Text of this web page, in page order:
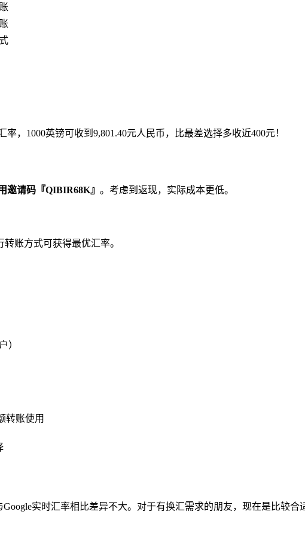
，1000英镑可收到9,801.40元人民币，比最差选择多收近400元！
邀请码『QIBIR68K』 。考虑到返现，实际成本更低。
转账方式可获得最优汇率。
）
转账使用
实时汇率相比差异不大。对于有换汇需求的朋友，现在是比较合